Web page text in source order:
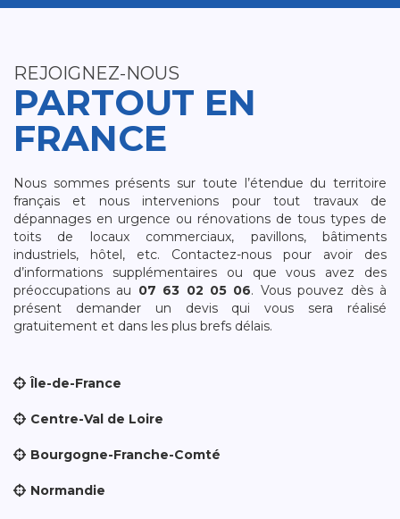
REJOIGNEZ-NOUS
PARTOUT EN
FRANCE
Nous sommes présents sur toute l’étendue du territoire
français et nous intervenions pour tout travaux de
dépannages en urgence ou rénovations de tous types de
toits de locaux commerciaux, pavillons, bâtiments
industriels, hôtel, etc. Contactez-nous pour avoir des
d’informations supplémentaires ou que vous avez des
préoccupations au 07 63 02 05 06. Vous pouvez dès à
présent demander un devis qui vous sera réalisé
gratuitement et dans les plus brefs délais.
Île-de-France
Centre-Val de Loire
Bourgogne-Franche-Comté
Normandie